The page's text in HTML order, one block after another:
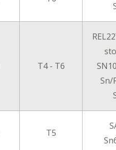
T4 - T6
Sn/
T5